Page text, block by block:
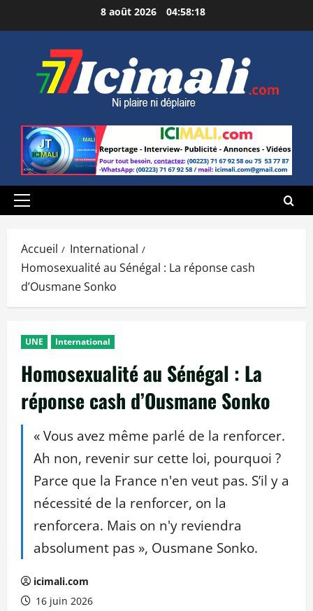
au
8 août 2026 04:58:20
Menu
Accueil
International
Homosexualité au Sénégal : La réponse cash
d’Ousmane Sonko
UNE International
Homosexualité au Sénégal : La
réponse cash d’Ousmane Sonko
« Vous avez même parlé de la renforcer.
Ah non, revenir sur cette loi, pourquoi ?
Parce que la France n'en veut pas. S’il y a
nécessité de la renforcer, on la
renforcera. Mais on n'y reviendra
absolument pas », Ousmane Sonko.
icimali.com
16 juin 2026